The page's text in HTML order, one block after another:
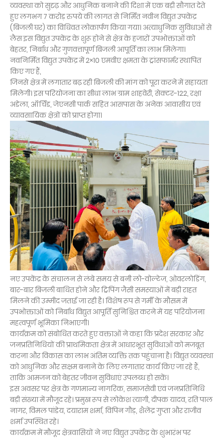
व्यवस्था को सुदृढ़ और आधुनिक बनाने की दिशा में एक बड़ी सौगात देते
हुए लगभग 7 करोड़ रुपये की लागत से निर्मित नवीन विद्युत उपकेंद्र
(बिजली घर) का विधिवत लोकार्पण किया गया। अत्याधुनिक सुविधाओं से
लैस इस विद्युत उपकेंद्र के शुरू होने से क्षेत्र के हजारों उपभोक्ताओं को
बेहतर, निर्बाध और गुणवत्तापूर्ण बिजली आपूर्ति का लाभ मिलेगा।
नवनिर्मित विद्युत उपकेंद्र में 2×10 एमवीए क्षमता के ट्रांसफार्मर स्थापित
किए गए हैं,
जिनसे क्षेत्र में लगातार बढ़ रही बिजली की मांग को पूरा करने में सहायता
मिलेगी। इस परियोजना का सीधा लाभ ग्राम शाहवेरी, सेक्टर-122, रक्षा
अडेला, ऑर्चिड, जेएनसी पार्क सहित आसपास के अनेक आवासीय एवं
व्यावसायिक क्षेत्रों को प्राप्त होगा।
नए उपकेंद्र के संचालन से लंबे समय से बनी लो-वोल्टेज, ओवरलोडिंग,
बार-बार बिजली बाधित होने और ट्रिपिंग जैसी समस्याओं में बड़ी राहत
मिलने की उम्मीद जताई जा रही है। विशेष रूप से गर्मी के मौसम में
उपभोक्ताओं को निर्बाध विद्युत आपूर्ति सुनिश्चित करने में यह परियोजना
महत्वपूर्ण भूमिका निभाएगी।
कार्यक्रम को संबोधित करते हुए वक्ताओं ने कहा कि प्रदेश सरकार और
जनप्रतिनिधियों की प्राथमिकता क्षेत्र में आधारभूत सुविधाओं को मजबूत
करना और विकास का लाभ अंतिम व्यक्ति तक पहुंचाना है। विद्युत व्यवस्था
को आधुनिक और सक्षम बनाने के लिए लगातार कार्य किए जा रहे हैं,
ताकि आमजन को बेहतर जीवन सुविधाएं उपलब्ध हो सकें।
इस अवसर पर क्षेत्र के गणमान्य नागरिक, समाजसेवी एवं जनप्रतिनिधि
बड़ी संख्या में मौजूद रहे। प्रमुख रूप से लोकेश त्यागी, दीपक यादव, रति पाल
नागर, विमल पांडेय, दयाराम शर्मा, विपिन गौड़, शैलेंद्र गुप्ता और राजीव
शर्मा उपस्थित रहे।
कार्यक्रम में मौजूद क्षेत्रवासियों ने नए विद्युत उपकेंद्र के शुभारंभ पर